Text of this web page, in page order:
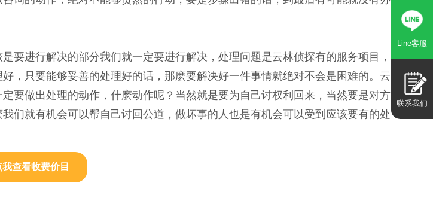
要进行解决的部分我们就一定要进行解决，处理问题是云林侦探有的服务项目，
，只要能够妥善的处理好的话，那麽要解决好一件事情就绝对不会是困难的。云
要做出处理的动作，什麽动作呢？当然就是要为自己讨权利回来，当然要是对方
们就有机会可以帮自己讨回公道，做坏事的人也是有机会可以受到应该要有的处
我查看收费价目
Line客服
联系我们